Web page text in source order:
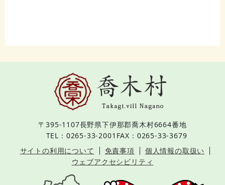
〒395-1107長野県下伊那郡喬木村6664番地
TEL：0265-33-2001 FAX：0265-33-3679
サイトの利用について
免責事項
個人情報の取扱い
ウェブアクセシビリティ